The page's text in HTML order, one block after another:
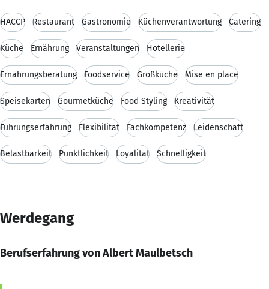
HACCP Restaurant Gastronomie Küchenverantwortung Catering
Küche Ernährung Veranstaltungen Hotellerie
Ernährungsberatung Foodservice Großküche Mise en place
Speisekarten Gourmetküche Food Styling Kreativität
Führungserfahrung Flexibilität Fachkompetenz Leidenschaft
Belastbarkeit Pünktlichkeit Loyalität Schnelligkeit
Werdegang
Berufserfahrung von Albert Maulbetsch